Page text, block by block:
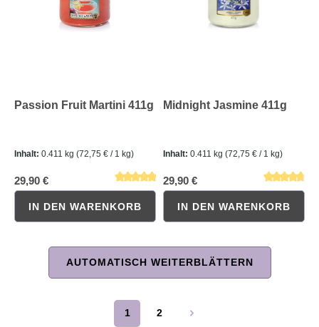
Durchschnittliche Bewertung von 4.5 von 5 Sternen
Passion Fruit Martini 411g
Inhalt: 0.411 kg (72,75 € / 1 kg)
29,90 €
IN DEN WARENKORB
Midnight Jasmine 411g
Inhalt: 0.411 kg (72,75 € / 1 kg)
29,90 €
IN DEN WARENKORB
AUTOMATISCH WEITERBLÄTTERN
Seite
1
Seite
2